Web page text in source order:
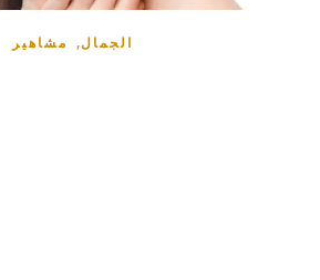
الجمال, مشاهير